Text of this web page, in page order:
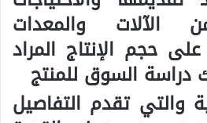
الآلات والمعدات
على حجم الإنتاج المراد
دراسة السوق للمنتج
والتي تقدم التفاصيل